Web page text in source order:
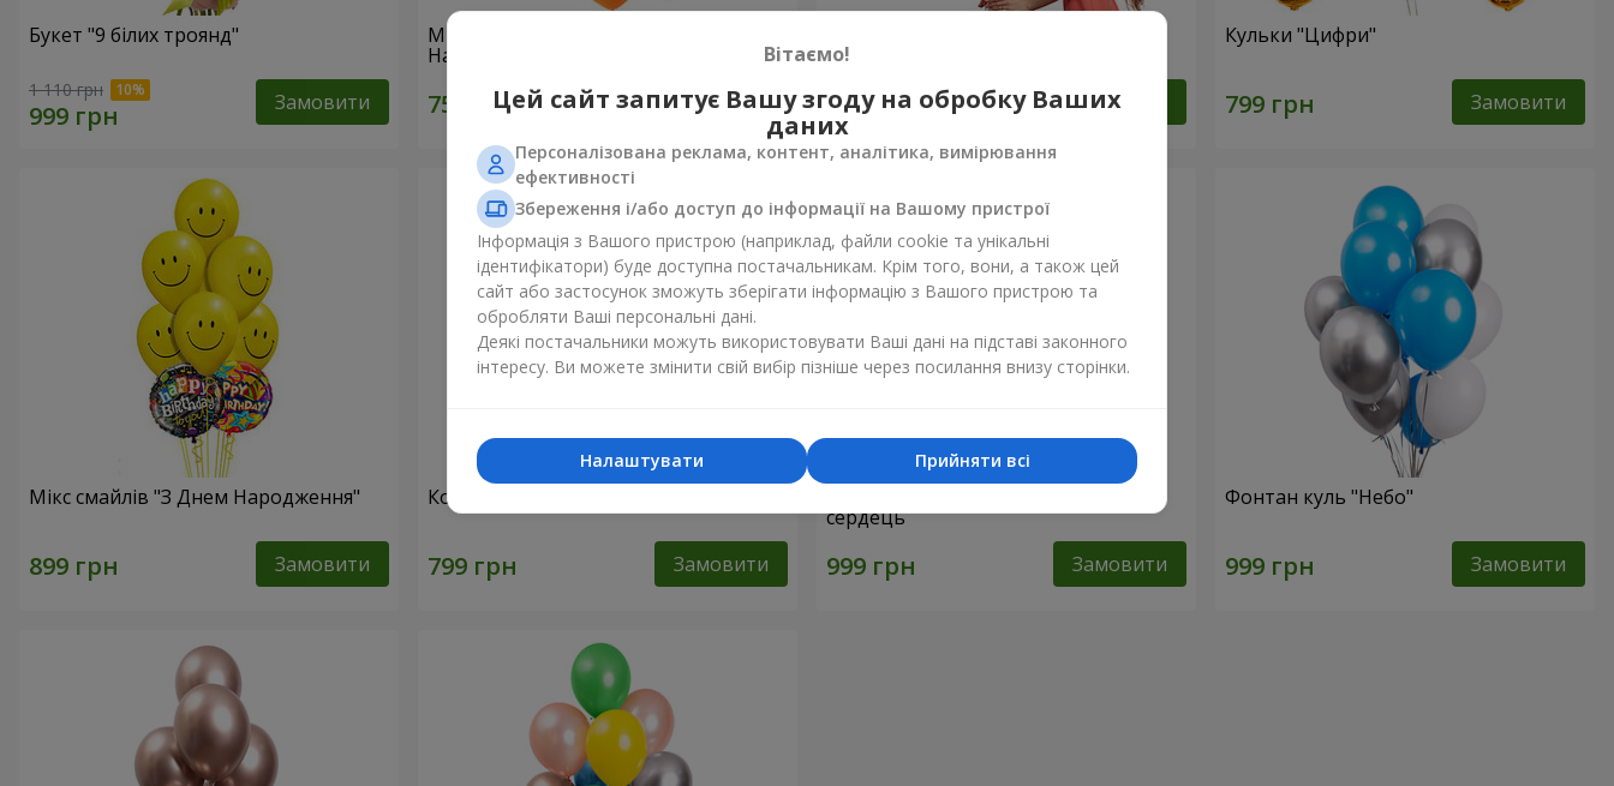
Букет "9 білих троянд"
1 110 грн Замовити
Мікс гелієвих кульок "З Днем
Народження"
Замовити
кульок
Замовити
Кульки "Цифри"
Замовити
Мікс смайлів "З Днем Народження"
Замовити
Колекція кульок "Бірюза" - 9 кульок
Замовити
сердець
Замовити
Фонтан куль "Небо"
Замовити
Вітаємо!
Цей сайт запитує Вашу згоду на обробку Ваших
даних
Персоналізована реклама, контент, аналітика, вимірювання
ефективності
Збереження і/або доступ до інформації на Вашому пристрої
Інформація з Вашого пристрою (наприклад, файли cookie та унікальні
ідентифікатори) буде доступна постачальникам. Крім того, вони, а також цей
сайт або застосунок зможуть зберігати інформацію з Вашого пристрою та
обробляти Ваші персональні дані.
Деякі постачальники можуть використовувати Ваші дані на підставі законного
інтересу. Ви можете змінити свій вибір пізніше через посилання внизу сторінки.
Прийняти всі
Налаштувати